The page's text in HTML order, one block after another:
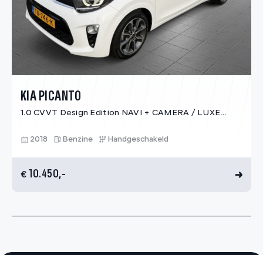
KIA PICANTO
1.0 CVVT Design Edition NAVI + CAMERA / LUXE
2018 Benzine Handgeschakeld
€ 10.450,-